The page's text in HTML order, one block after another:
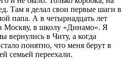
Там я делал свои первые шаги в
папа. А в четырнадцать лет
Москву, в школу «Динамо». Я
вернулись в Читу, а когда
понятно, что меня берут в
семьей переехали.